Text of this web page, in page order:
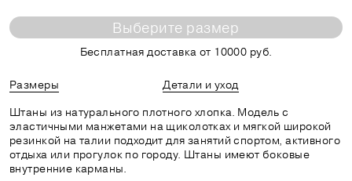
Выберите размер
Бесплатная доставка от 10000 руб.
Размеры
Детали и уход
Штаны из натурального плотного хлопка. Модель с
эластичными манжетами на щиколотках и мягкой широкой
резинкой на талии подходит для занятий спортом, активного
отдыха или прогулок по городу. Штаны имеют боковые
внутренние карманы.